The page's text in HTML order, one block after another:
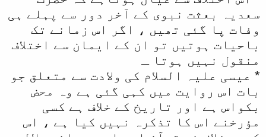
سعدیہ بعثت نبوی کے آخر دور سے پہلے ہی
وفات پا گئی تھیں ، اگر اس زمانے تک
باحیات ہوتیں تو ان کے ایمان سے اختلاف
منقول نہیں ہوتا ـ
* عیسی علیہ السلام کی ولادت سے متعلق جو
بات اس روایت میں کہی گئی ہے وہ محض
بکواس ہے اور تاریخ کے خلاف ہے کسی
مؤرخنے اس کا تذکرہ نہیں کیا ہے ، اس